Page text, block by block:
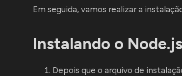
Em seguida, vamos realizar a
Instalando o Node.js
Depois que o arquivo de